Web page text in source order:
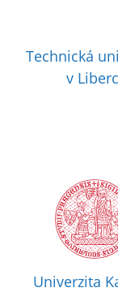
Technická
v
Univerzita